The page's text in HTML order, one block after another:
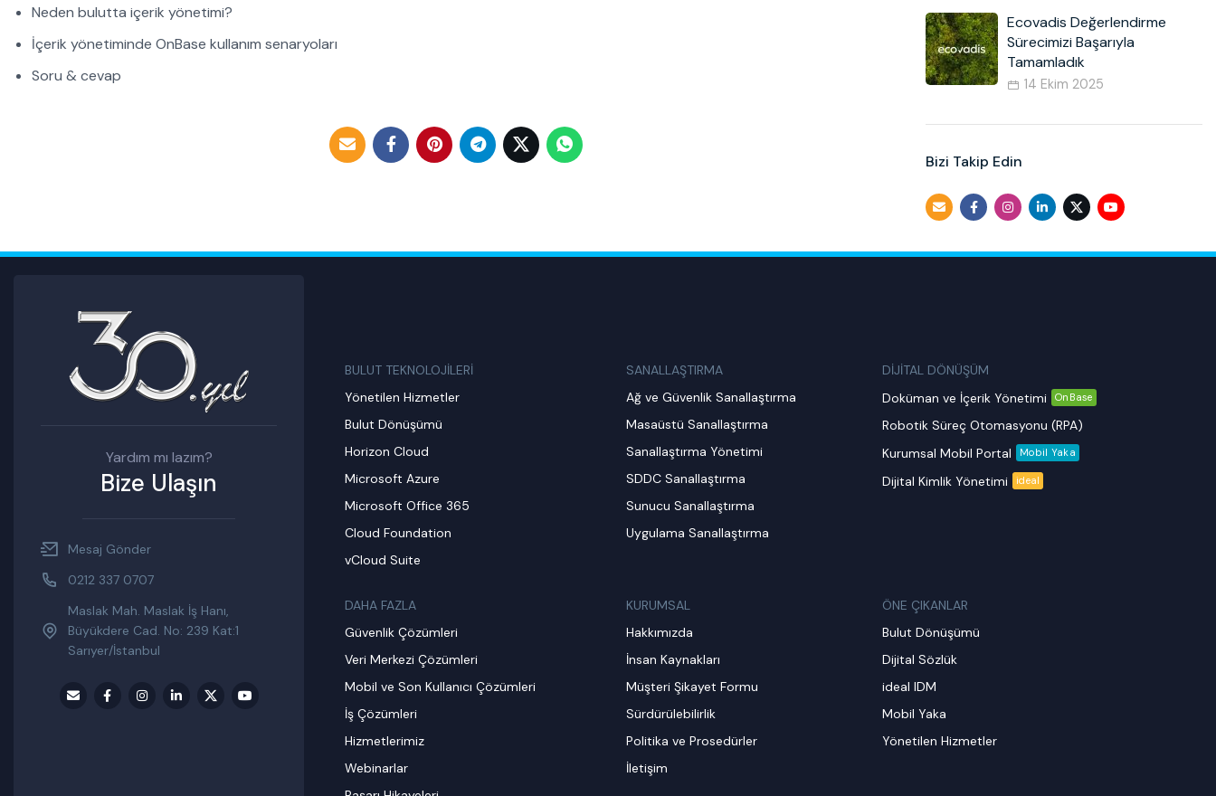
Neden bulutta içerik yönetimi?
İçerik yönetiminde OnBase kullanım senaryoları
Soru & cevap
Ecovadis Değerlendirme
Sürecimizi Başarıyla
Tamamladık
14 Ekim 2025
Bizi Takip Edin
Yardım mı lazım?
Bize Ulaşın
Mesaj Gönder
0212 337 0707
Maslak Mah. Maslak İş Hanı,
Büyükdere Cad. No: 239 Kat:1
Sarıyer/İstanbul
BULUT TEKNOLOJİLERİ
Yönetilen Hizmetler
Bulut Dönüşümü
Horizon Cloud
Microsoft Azure
Microsoft Office 365
Cloud Foundation
vCloud Suite
SANALLAŞTIRMA
Ağ ve Güvenlik Sanallaştırma
Masaüstü Sanallaştırma
Sanallaştırma Yönetimi
SDDC Sanallaştırma
Sunucu Sanallaştırma
Uygulama Sanallaştırma
DİJİTAL DÖNÜŞÜM
Doküman ve İçerik Yönetimi
OnBase
Robotik Süreç Otomasyonu (RPA)
Kurumsal Mobil Portal
Mobil Yaka
Dijital Kimlik Yönetimi ideal
DAHA FAZLA
Güvenlik Çözümleri
Veri Merkezi Çözümleri
Mobil ve Son Kullanıcı Çözümleri
İş Çözümleri
Hizmetlerimiz
Webinarlar
KURUMSAL
Hakkımızda
İnsan Kaynakları
Müşteri Şikayet Formu
Sürdürülebilirlik
Politika ve Prosedürler
İletişim
ÖNE ÇIKANLAR
Bulut Dönüşümü
Dijital Sözlük
ideal IDM
Mobil Yaka
Yönetilen Hizmetler